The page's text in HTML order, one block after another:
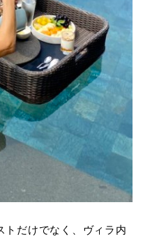
トだけでなく、ヴィラ内